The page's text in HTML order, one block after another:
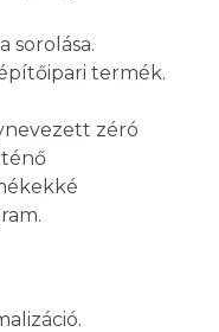
sorolása.
termék.
zéró